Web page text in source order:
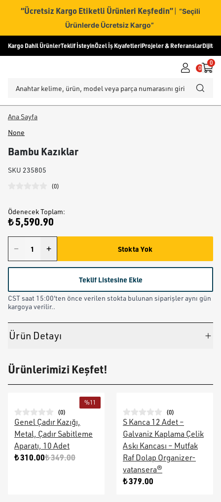
“Ücretsiz Kargo Etiketli Ürünleri Keşfedin” | “Seçili
Ürünlerde Ücretsiz Kargo”
Kargo Dahil ÜrünlerTeklif İsteyinÖzel İş KıyafetleriProjeler & ReferanslarDijital
0
0
Ana Sayfa
None
Bambu Kazıklar
SKU 235805
(0)
Ödenecek Toplam:
₺ 5,590.90
Stokta Yok
Teklif Listesine Ekle
CST saat 15:00'ten önce verilen stokta bulunan siparişler aynı gün
kargoya verilir..
Ürün Detayı
Ürünlerimizi Keşfet!
%11
(0)
Genel Çadır Kazığı,
Metal, Çadır Sabitleme
Aparatı, 10 Adet
₺ 310.00₺ 349.00
(0)
S Kanca 12 Adet –
Galvaniz Kaplama Çelik
Askı Kancası – Mutfak
Raf Dolap Organizer-
vatansera®
₺ 379.00